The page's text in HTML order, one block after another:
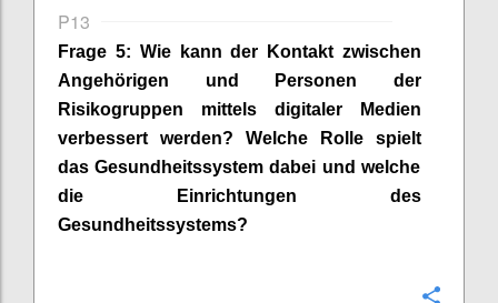
P13
Frage 5: Wie kann der Kontakt zwischen
Angehörigen und Personen der
Risikogruppen mittels digitaler Medien
verbessert werden? Welche Rolle spiel t
das Gesundheitssystem dabei und welche
die Einrichtungen des
Gesundheitssystems?